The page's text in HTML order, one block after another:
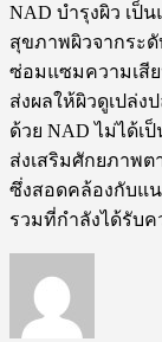
NAD บำรุงผิว เป็
สุขภาพผิวจากระ
ซ่อมแซมความเสี
ส่งผลให้ผิวดูเปล่ง
ด้วย NAD ไม่ได้เ
ส่งเสริมศักยภาพ
ซึ่งสอดคล้องกับแ
รวมที่กำลังได้รับ